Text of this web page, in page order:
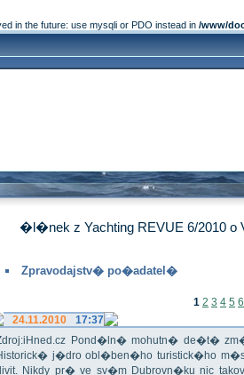
in the future: use mysqli or PDO instead in /www/
�l�nek z Yachting REVUE 6/2010 o
Zpravodajstv� po�adatel�
1 2 3 4 5 6
24.11.2010
17:37
Pond�ln� mohutn� de�t�
j�dro obl�ben�ho turistick�ho
Nikdy pr� ve sv�m Dubrovn�ku nic